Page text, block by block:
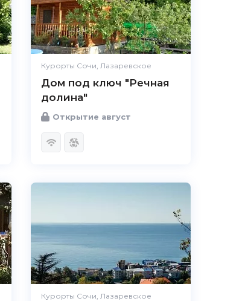
Курорты Сочи, Лазаревское
Дом под ключ "Речная
долина"
Открытие август
Курорты Сочи, Лазаревское